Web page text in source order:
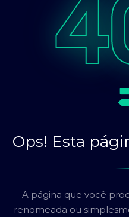
Ops! Esta
A página que você
renomeada ou